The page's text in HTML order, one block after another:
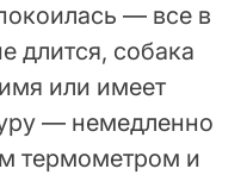
— все в
длится, собака
или имеет
— немедленно
термометром и